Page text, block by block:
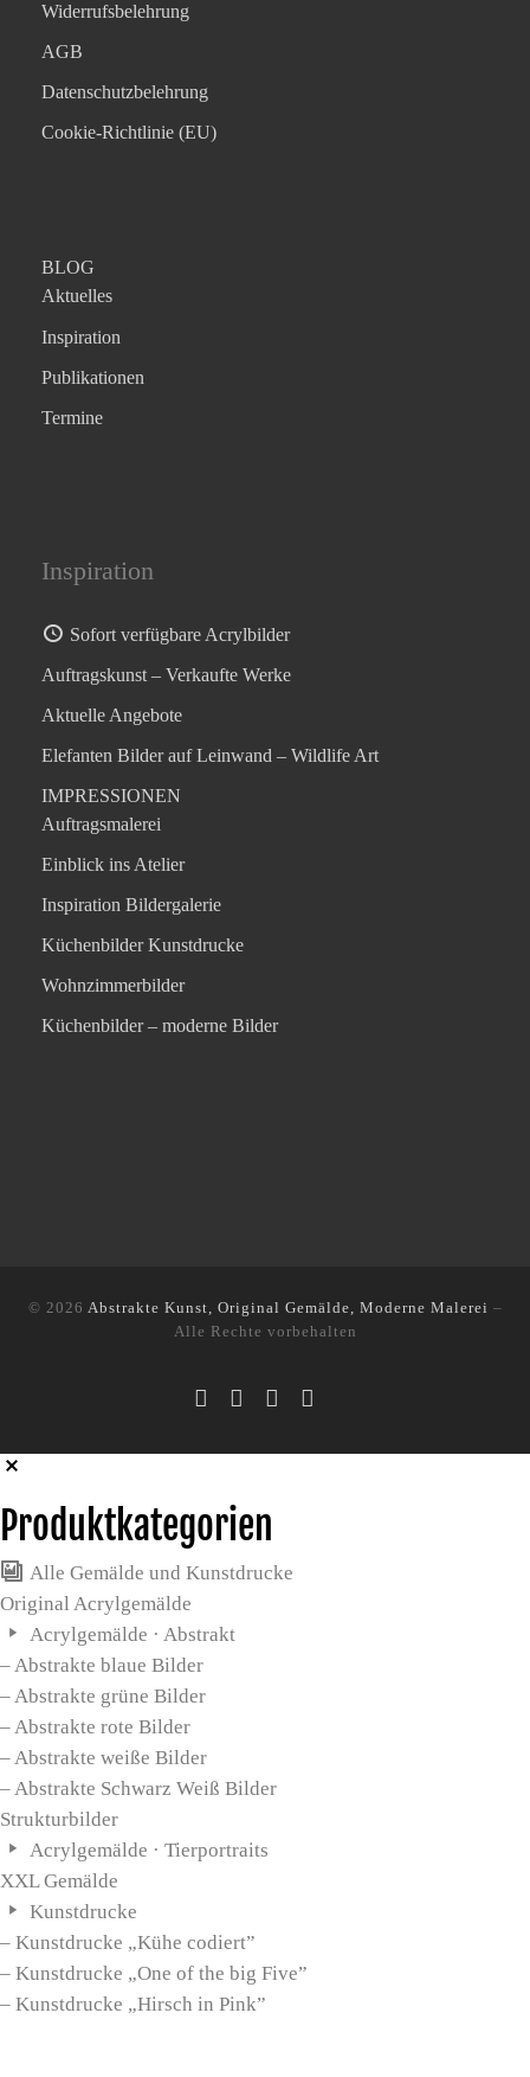
Widerrufsbelehrung
AGB
Datenschutzbelehrung
Cookie-Richtlinie (EU)
BLOG
Aktuelles
Inspiration
Publikationen
Termine
Inspiration
Sofort verfügbare Acrylbilder
Auftragskunst – Verkaufte Werke
Aktuelle Angebote
Elefanten Bilder auf Leinwand – Wildlife Art
IMPRESSIONEN
Auftragsmalerei
Einblick ins Atelier
Inspiration Bildergalerie
Küchenbilder Kunstdrucke
Wohnzimmerbilder
Küchenbilder – moderne Bilder
© 2026 Abstrakte Kunst, Original Gemälde, Moderne Malerei –
Alle Rechte vorbehalten
Produktkategorien
Alle Gemälde und Kunstdrucke
Original Acrylgemälde
Acrylgemälde · Abstrakt
– Abstrakte blaue Bilder
– Abstrakte grüne Bilder
– Abstrakte rote Bilder
– Abstrakte weiße Bilder
– Abstrakte Schwarz Weiß Bilder
Strukturbilder
Acrylgemälde · Tierportraits
XXL Gemälde
Kunstdrucke
– Kunstdrucke „Kühe codiert”
– Kunstdrucke „One of the big Five”
– Kunstdrucke „Hirsch in Pink”